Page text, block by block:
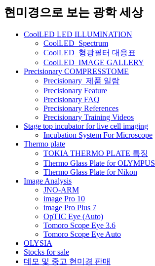
네
현미경으로 보는 광학 세상
CoolLED LED ILLUMINATION
CoolLED_Spectrum
CoolLED_형광필터 대응표
CoolLED_IMAGE GALLERY
Precisionary COMPRESSTOME
Precisionary_제품 일람
Precisionary Feature
Precisionary FAQ
Precisionary References
Precisionary Training Videos
Stage top incubator for live cell imaging
Incubation System For Microscope
Thermo plate
TOKIA THERMO PLATE 특징
Thermo Glass Plate for OLYMPUS
Thermo Glass Plate for Nikon
Image Analysis
JNO-ARM
image Pro 10
image Pro Plus 7
OpTIC Eye (Auto)
Tomoro Scope Eye 3.6
Tomoro Scope Eye Auto
OLYSIA
Stocks for sale
데모 및 중고 현미경 판매